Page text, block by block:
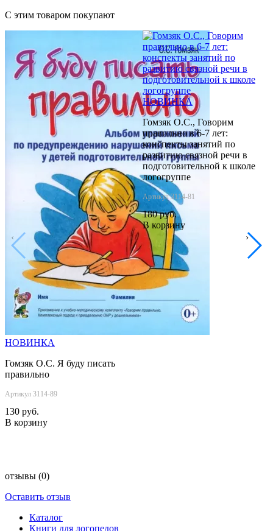
С этим товаром покупают
НОВИНКА
Гомзяк О.С. Я буду писать
правильно
Артикул 3114-89
130 руб.
В корзину
НОВИНКА
Гомзяк О.С., Говорим
правильно в 6-7 лет:
конспекты занятий по
развитию связной речи в
подготовительной к школе
логогруппе
Артикул 3114-81
180 руб.
В корзину
‹
›
отзывы (0)
Оставить отзыв
Каталог
Книги для логопедов